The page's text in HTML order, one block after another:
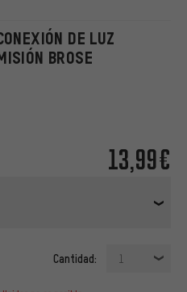
DE LUZ
BROSE
13,99€
Cantidad: 1